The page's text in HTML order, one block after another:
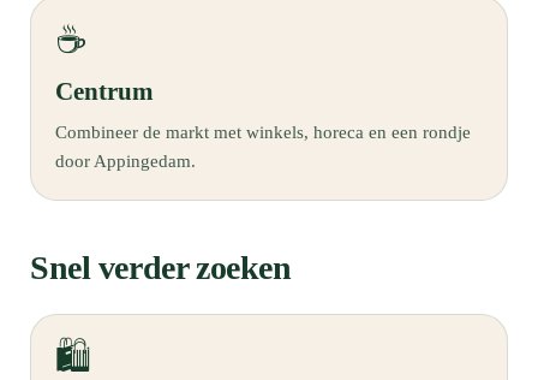
☕
Centrum
Combineer de markt met winkels, horeca en een rondje
door Appingedam.
Snel verder zoeken
🛍️